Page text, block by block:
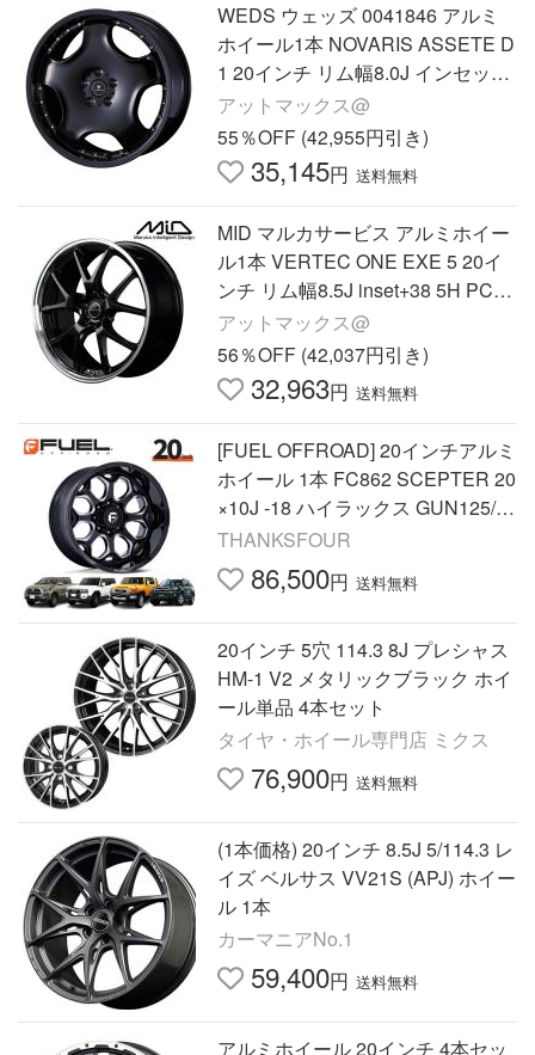
WEDS ウェッズ 0041846 アルミ
ホイール1本 NOVARIS ASSETE D
1 20インチ リム幅8.0J インセット
+35 5穴 PCD120 BLACK/GOLD PI
ERCE
アットマックス@
55％OFF (42,955円引き)
35,145円 送料無料
MID マルカサービス アルミホイー
ル1本 VERTEC ONE EXE 5 20イ
ンチ リム幅8.5J inset+38 5H PCD
114.3 グロッシーブラック/リムポ
リッシュ
アットマックス@
56％OFF (42,037円引き)
32,963円 送料無料
[FUEL OFFROAD] 20インチアルミ
ホイール 1本 FC862 SCEPTER 20
×10J -18 ハイラックス GUN125/1
50プラド/215サーフ/FJクルーザー/
タコマ
THANKSFOUR
86,500円 送料無料
20インチ 5穴 114.3 8J プレシャス
HM-1 V2 メタリックブラック ホイ
ール単品 4本セット
タイヤ・ホイール専門店 ミクス
76,900円 送料無料
(1本価格) 20インチ 8.5J 5/114.3 レ
イズ ベルサス VV21S (APJ) ホイー
ル 1本
カーマニアNo.1
59,400円 送料無料
アルミホイール 20インチ 4本セッ